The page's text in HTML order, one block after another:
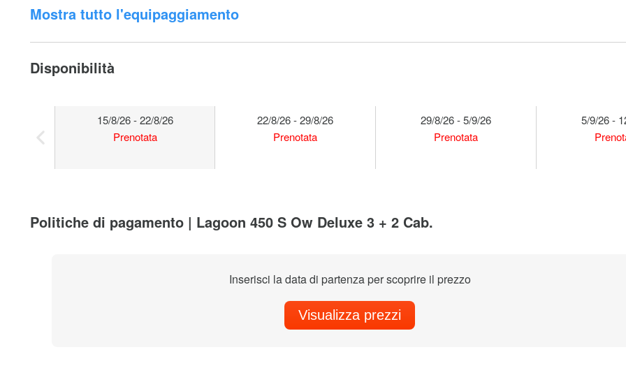
Mostra tutto l'equipaggiamento
Disponibilità
15/8/26 - 22/8/26
Prenotata
22/8/26 - 29/8/26
Prenotata
29/8/26 - 5/9/26
Prenotata
5/9/26 -
Politiche di pagamento | Lagoon 450 S Ow Deluxe 3 + 2 Cab.
Inserisci la data di partenza per scoprire il prezzo
Visualizza prezzi